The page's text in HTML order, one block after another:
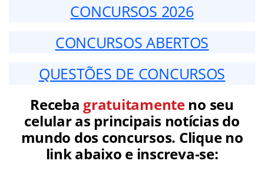
CONCURSOS 2026
CONCURSOS ABERTOS
QUESTÕES DE CONCURSOS
Receba gratuitamenteno seu
celular as principais notícias do
mundo dos concursos. Clique no
link abaixo e inscreva-se: